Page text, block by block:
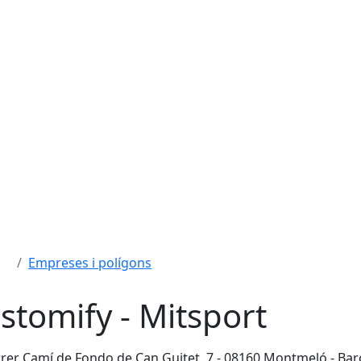
Empreses i polígons
- Mitsport